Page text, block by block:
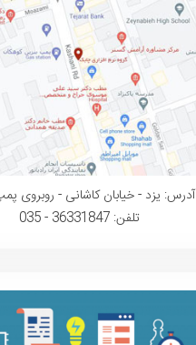
آدرس: یزد - خیابان کاشانی - روبروی
تلفن: 36331847 - 035